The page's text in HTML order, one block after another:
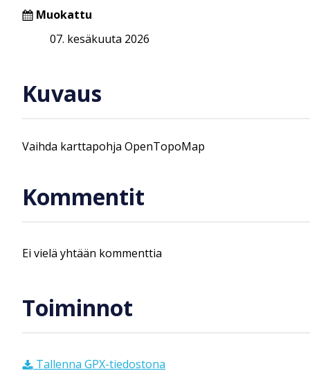
Muokattu
07. kesäkuuta 2026
Kuvaus
Vaihda karttapohja OpenTopoMap
Kommentit
Ei vielä yhtään kommenttia
Toiminnot
Tallenna GPX-tiedostona